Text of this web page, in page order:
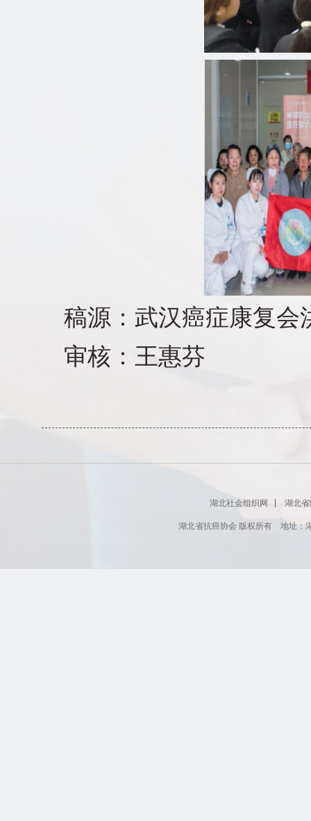
稿源：武汉癌症康复会
审核：王惠芬
湖北社会组织网 湖北
湖北省抗癌协会 版权所有 地址：